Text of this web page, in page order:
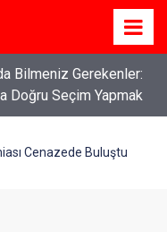
Bilmeniz Gerekenler:
Doğru Seçim Yapmak
Cenazede Buluştu